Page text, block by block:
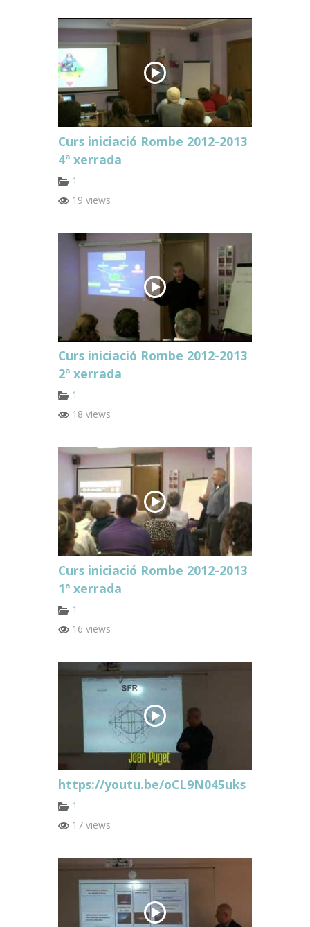
Curs iniciació Rombe 2012-2013
4ª xerrada
1
19 views
Curs iniciació Rombe 2012-2013
2ª xerrada
1
18 views
Curs iniciació Rombe 2012-2013
1ª xerrada
1
16 views
https://youtu.be/oCL9N045uks
1
17 views